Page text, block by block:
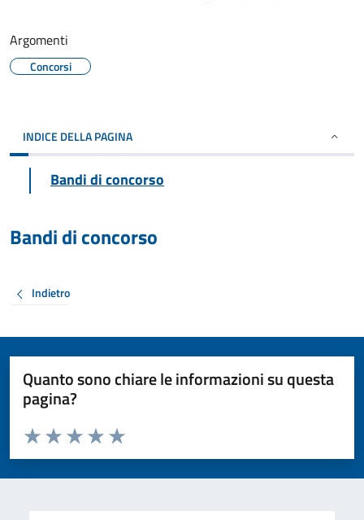
Argomenti
Concorsi
INDICE DELLA PAGINA
Bandi di concorso
Bandi di concorso
Indietro
Quanto sono chiare le informazioni su questa
pagina?
Valuta da 1 a 5 stelle la pagina
Valuta 5 stelle su 5
Valuta 4 stelle su 5
Valuta 3 stelle su 5
Valuta 2 stelle su 5
Valuta 1 stelle su 5